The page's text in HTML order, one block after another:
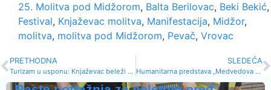
25. Molitva pod Midžorom, Balta Berilovac, Beki Bekić,
Festival, Knjaževac molitva, Manifestacija, Midžor,
molitva, molitva pod Midžorom, Pevač, Vrovac
PRETHODNA
Turizam u usponu: Knjaževac beleži rekordan rast smeštajnih kapaciteta
SLEDEĆA
Humanitarna predstava „Medvedova ženidba“ za pomoć petoro mališana iz Knjaževca